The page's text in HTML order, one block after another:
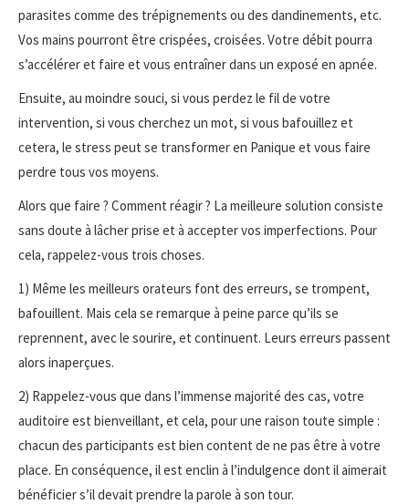
parasites comme des trépignements ou des dandinements, etc.
Vos mains pourront être crispées, croisées. Votre débit pourra
s’accélérer et faire et vous entraîner dans un exposé en apnée.
Ensuite, au moindre souci, si vous perdez le fil de votre
intervention, si vous cherchez un mot, si vous bafouillez et
cetera, le stress peut se transformer en Panique et vous faire
perdre tous vos moyens.
Alors que faire ? Comment réagir ? La meilleure solution consiste
sans doute à lâcher prise et à accepter vos imperfections. Pour
cela, rappelez-vous trois choses.
1) Même les meilleurs orateurs font des erreurs, se trompent,
bafouillent. Mais cela se remarque à peine parce qu’ils se
reprennent, avec le sourire, et continuent. Leurs erreurs passent
alors inaperçues.
2) Rappelez-vous que dans l’immense majorité des cas, votre
auditoire est bienveillant, et cela, pour une raison toute simple :
chacun des participants est bien content de ne pas être à votre
place. En conséquence, il est enclin à l’indulgence dont il aimerait
bénéficier s’il devait prendre la parole à son tour.